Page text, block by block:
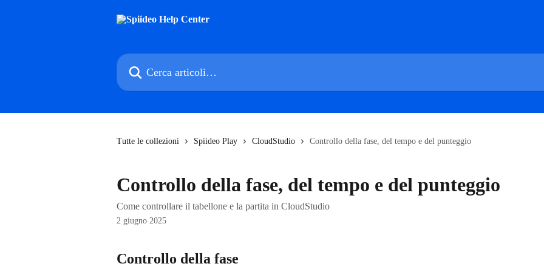
Cerca articoli…
Tutte le collezioni Spiideo Play CloudStudio Controllo della fase, del tempo e del punteggio
Controllo della fase, del tempo e del punteggio
Come controllare il tabellone e la partita in CloudStudio
2 giugno 2025
Controllo della fase